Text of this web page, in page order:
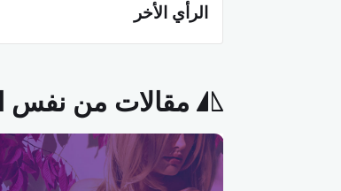
الرأي الأخر
مقالات من نفس